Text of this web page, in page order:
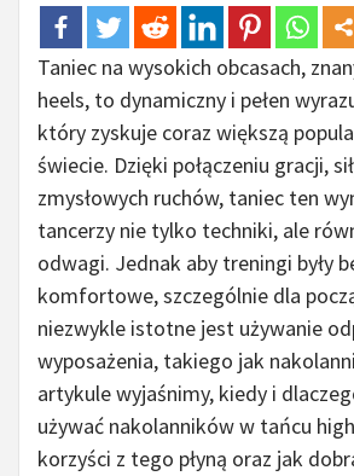
Taniec na wysokich obcasach,
heels, to dynamiczny i pełen
który zyskuje coraz większą
świecie. Dzięki połączeniu gracji,
zmysłowych ruchów, taniec ten
tancerzy nie tylko techniki, ale
odwagi. Jednak aby treningi były
komfortowe, szczególnie dla
niezwykle istotne jest używanie
wyposażenia, takiego jak
artykule wyjaśnimy, kiedy i
używać nakolanników w tańcu
korzyści z tego płyną oraz jak